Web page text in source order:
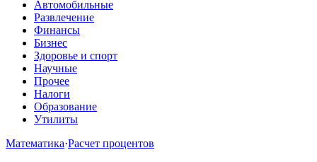
Автомобильные
Развлечение
Финансы
Бизнес
Здоровье и спорт
Научные
Прочее
Налоги
Образование
Утилиты
Математика·Расчет процентов